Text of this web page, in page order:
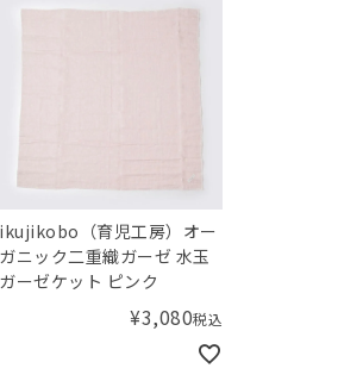
ikujikobo（育児工房）オー
ガニック二重織ガーゼ 水玉
ガーゼケット ピンク
¥3,080税込